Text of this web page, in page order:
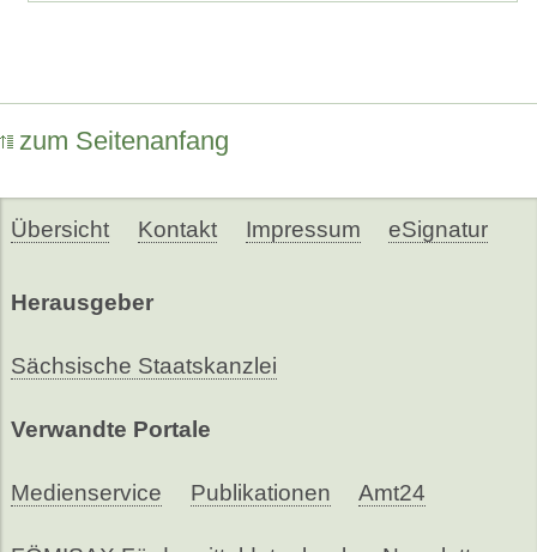
zum Seitenanfang
Übersicht Kontakt Impressum eSignatur
Herausgeber
Sächsische Staatskanzlei
Verwandte Portale
Medienservice Publikationen Amt24